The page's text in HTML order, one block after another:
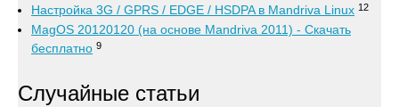
Настройка 3G / GPRS / EDGE / HSDPA в Mandriva Linux 12
MagOS 20120120 (на основе Mandriva 2011) - Скачать
бесплатно 9
Случайные статьи